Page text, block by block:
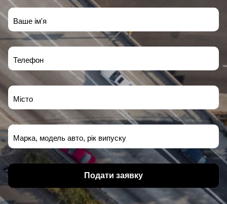
Ваше ім'я
Телефон
Місто
Марка, модель авто, рік випуску
Подати заявку